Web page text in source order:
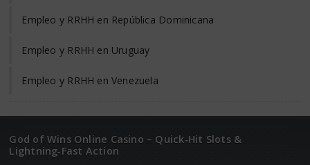
Empleo y RRHH en República Dominicana
Empleo y RRHH en Uruguay
Empleo y RRHH en Venezuela
God of Wins Online Casino – Quick‑Hit Slots &
Lightning‑Fast Action